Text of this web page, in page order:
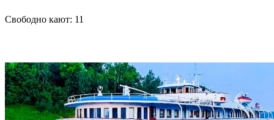
Свободно кают: 11